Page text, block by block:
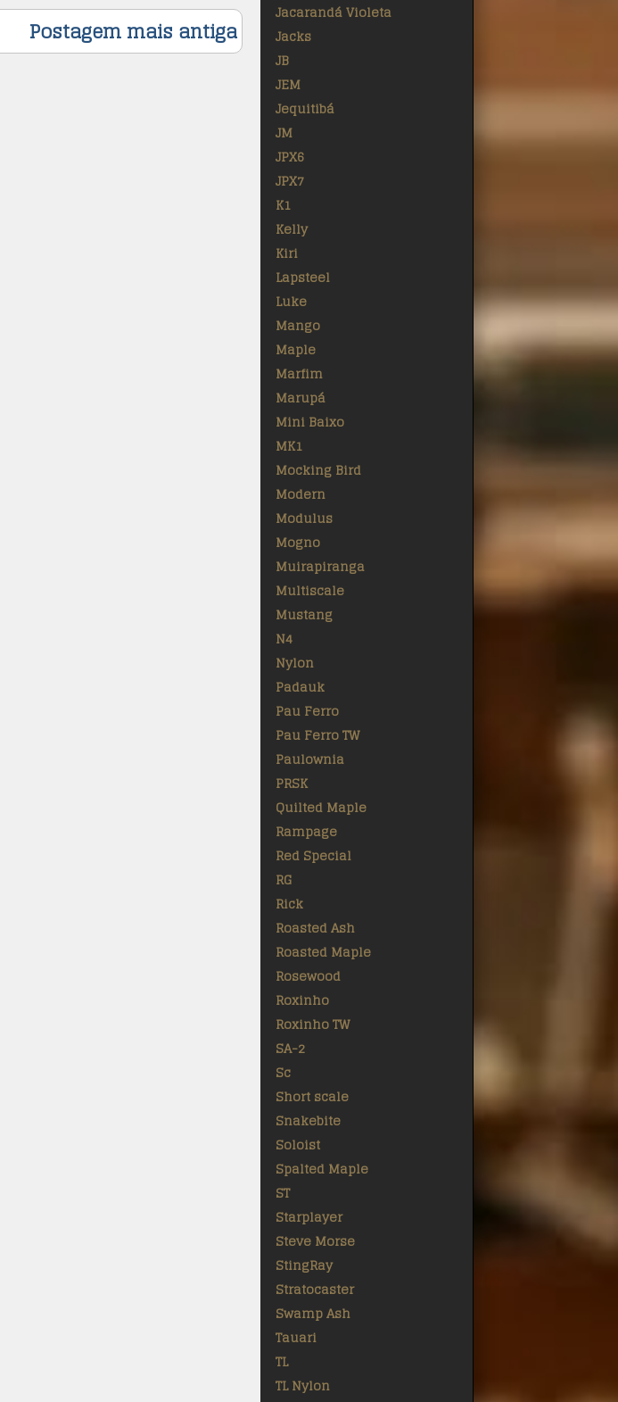
Postagem mais antiga
Jacarandá Violeta
Jacks
JB
JEM
Jequitibá
JM
JPX6
JPX7
K1
Kelly
Kiri
Lapsteel
Luke
Mango
Maple
Marfim
Marupá
Mini Baixo
MK1
Mocking Bird
Modern
Modulus
Mogno
Muirapiranga
Multiscale
Mustang
N4
Nylon
Padauk
Pau Ferro
Pau Ferro TW
Paulownia
PRSK
Quilted Maple
Rampage
Red Special
RG
Rick
Roasted Ash
Roasted Maple
Rosewood
Roxinho
Roxinho TW
SA-2
Sc
Short scale
Snakebite
Soloist
Spalted Maple
ST
Starplayer
Steve Morse
StingRay
Stratocaster
Swamp Ash
Tauari
TL
TL Nylon